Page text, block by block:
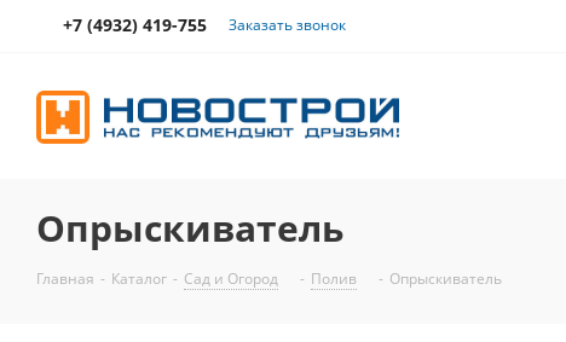
+7 (4932) 419-755 Заказать звонок
Опрыскиватель
Главная - Каталог - Сад и Огород - Полив - Опрыскиватель